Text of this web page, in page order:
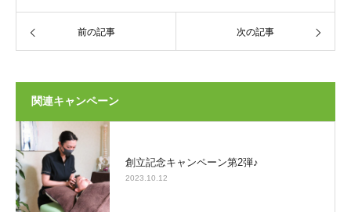
前の記事 次の記事
関連キャンペーン
創立記念キャンペーン第2弾♪
2023.10.12